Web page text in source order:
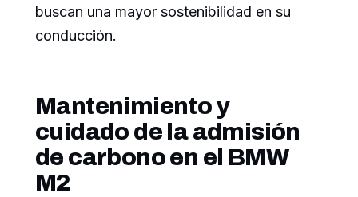
buscan una mayor sostenibilidad en su
conducción.
Mantenimiento y
cuidado de la admisión
de carbono en el BMW
M2